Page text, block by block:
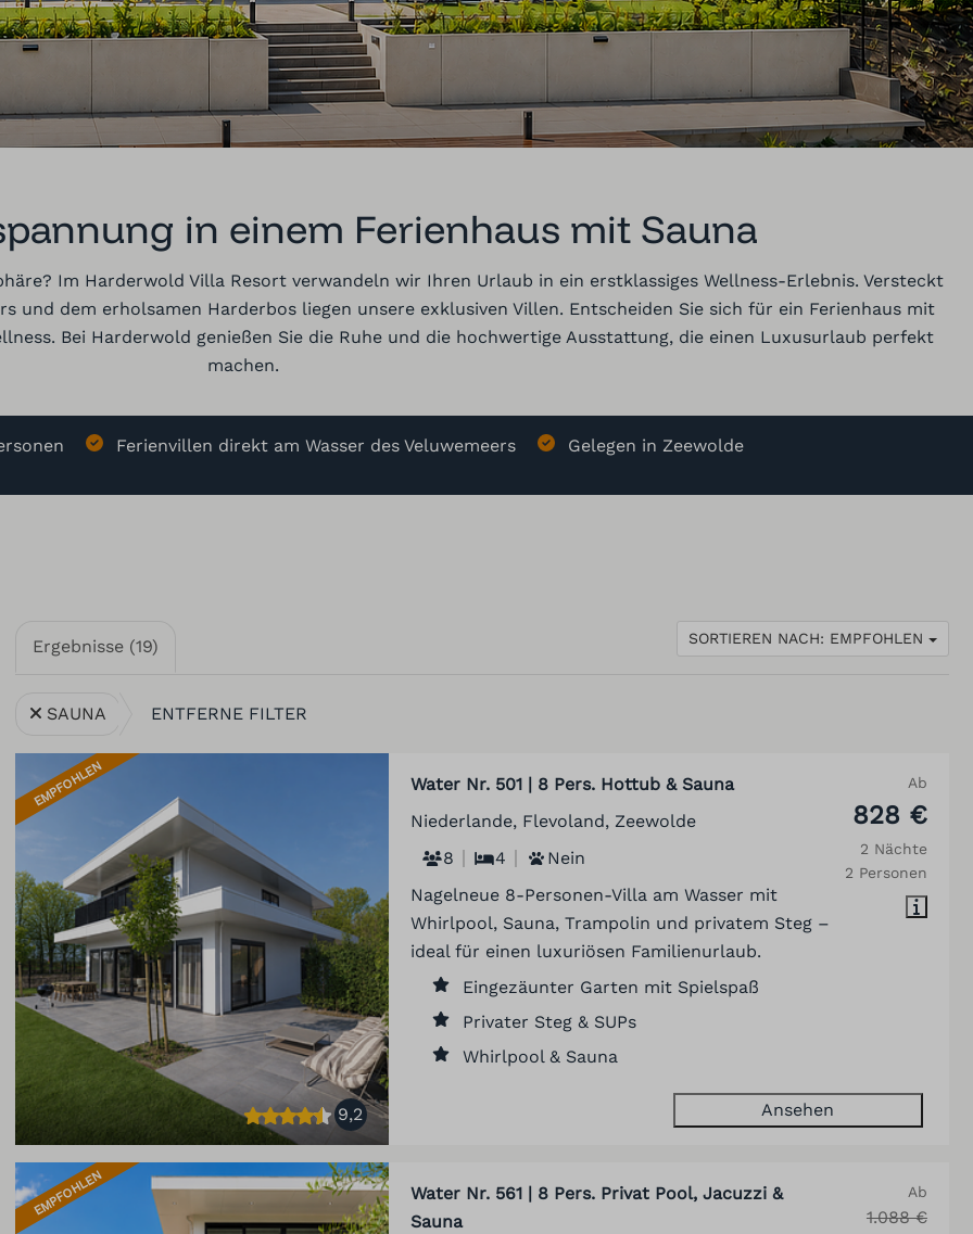
in einem Ferienhaus mit Sauna
Im Harderwold Villa Resort verwandeln wir Ihren Urlaub in ein erstklassiges Wellness-Erlebnis. Versteckt
und dem erholsamen Harderbos liegen unsere exklusiven Villen. Entscheiden Sie sich für ein Ferienhaus mit
Bei Harderwold genießen Sie die Ruhe und die hochwertige Ausstattung, die einen Luxusurlaub perfekt
machen.
Ferienvillen direkt am Wasser des Veluwemeers Gelegen in Zeewolde
SORTIEREN NACH: EMPFOHLEN
Ergebnisse (19)
SAUNA ENTFERNE FILTER
EMPFOHLEN
9,2
Ab
828 €
2 Nächte
2 Personen
Water Nr. 501 | 8 Pers. Hottub & Sauna
Niederlande, Flevoland, Zeewolde
8
4
Nein
Nagelneue 8-Personen-Villa am Wasser mit
Whirlpool, Sauna, Trampolin und privatem Steg –
ideal für einen luxuriösen Familienurlaub.
Eingezäunter Garten mit Spielspaß
Privater Steg & SUPs
Whirlpool & Sauna
Ansehen
EMPFOHLEN Ab
1.088 €
Water Nr. 561 | 8 Pers. Privat Pool, Jacuzzi &
Sauna